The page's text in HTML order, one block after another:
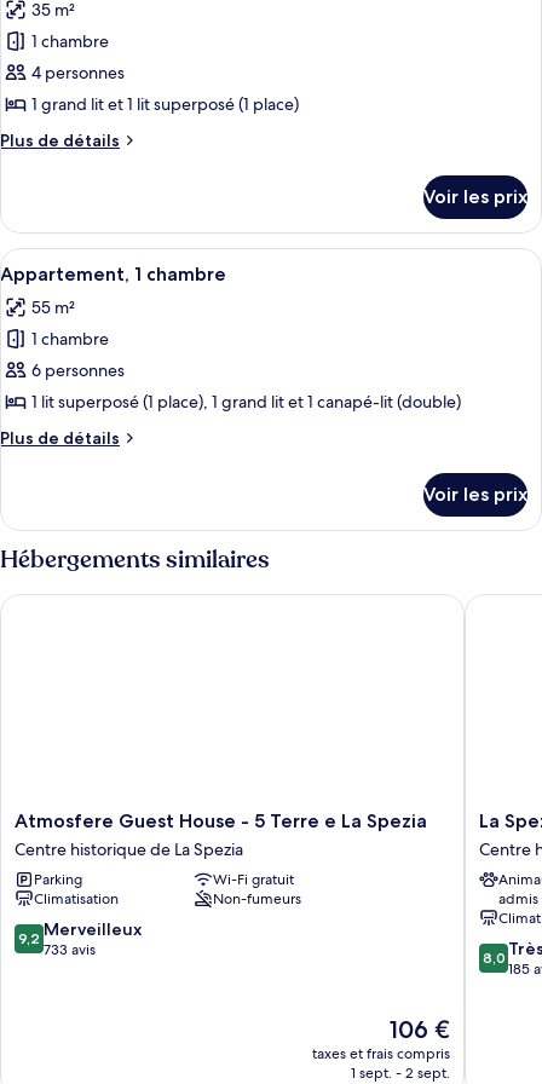
Loft
les
photos
pour
ce
type
de
Studio
35 m²
1 chambre
4 personnes
1 grand lit et 1 lit superposé (1 place)
Plus de détails
Plus
le
type
de
chambre
Studio
Voir les prix
Afficher
toutes
les
photos
pour
ce
type
de
Appartement,
chambre
Une chambre d’hôtel moderne
12
Appartement, 1 chambre
55 m²
1 chambre
6 personnes
1 lit superposé (1 place), 1 grand lit et 1 canapé-lit (double)
Plus de détails
Plus
le
type
de
chambre
Appartement,
Voir les prix
Hébergements similaires
Atmosfere
Guest
House
-
5
Terre
e
Atmosfere Guest House - 5 Terre e La Spezia
Centre historique de La Spezia
Parking
Wi-Fi gratuit
Climatisation
Non-fumeurs
9.2
sur
9,2 Merveilleux
733 avis
Le
nouveau
prix
106 €
taxes et frais compris
1 sept. - 2 sept.
Atmosfere Guest House - 5 Terre e La Spezia
La
Spezia
by
The
First
Centre
de
La
Centre
admis
8.0
sur
8,0
185
La